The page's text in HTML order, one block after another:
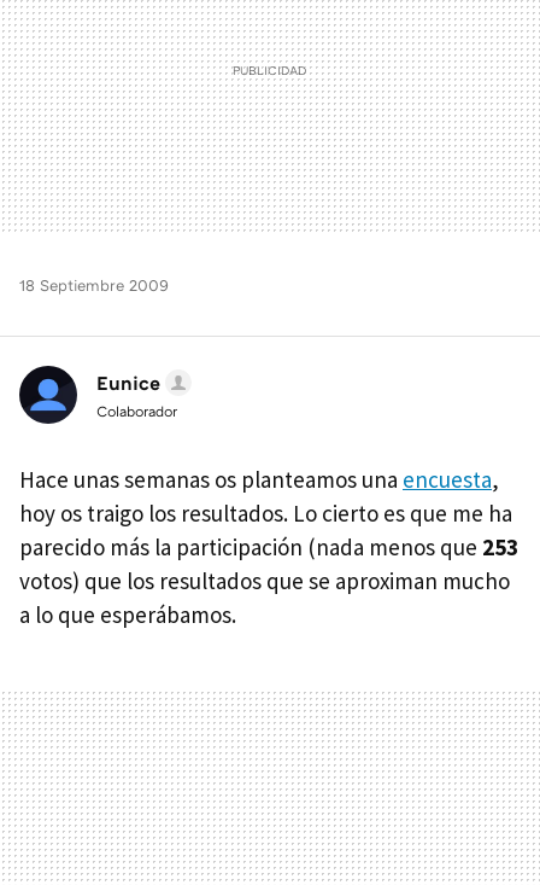
18 Septiembre 2009
Eunice
Colaborador
Hace unas semanas os planteamos una encuesta,
hoy os traigo los resultados. Lo cierto es que me ha
parecido más la participación (nada menos que 253
votos) que los resultados que se aproximan mucho
a lo que esperábamos.